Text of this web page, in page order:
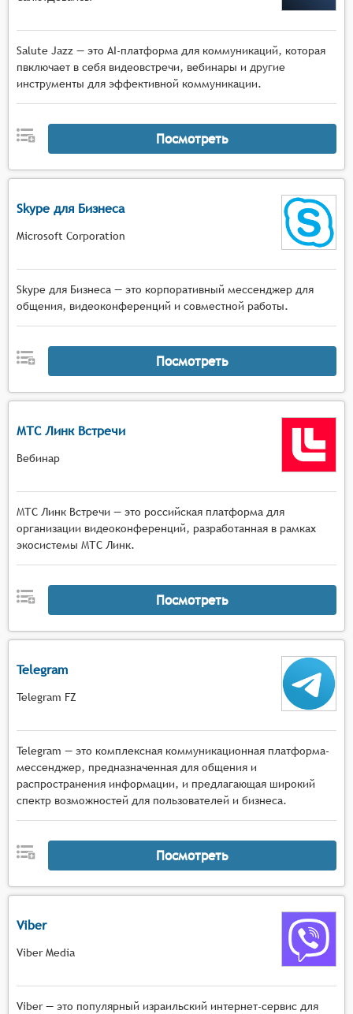
Salute Jazz — это AI-платформа для коммуникаций, которая
пвключает в себя видеовстречи, вебинары и другие
инструменты для эффективной коммуникации.
Посмотреть
Skype для Бизнеса
Microsoft Corporation
Skype для Бизнеса — это корпоративный мессенджер для
общения, видеоконференций и совместной работы.
Посмотреть
МТС Линк Встречи
Вебинар
МТС Линк Встречи — это российская платформа для
организации видеоконференций, разработанная в рамках
экосистемы МТС Линк.
Посмотреть
Telegram
Telegram FZ
Telegram — это комплексная коммуникационная платформа-
мессенджер, предназначенная для общения и
распространения информации, и предлагающая широкий
спектр возможностей для пользователей и бизнеса.
Посмотреть
Viber
Viber Media
Viber — это популярный израильский интернет-сервис для